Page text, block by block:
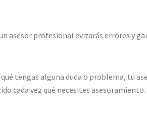
asesor profesional evitarás errores y
tengas alguna duda o problema, tu
cada vez qué necesites